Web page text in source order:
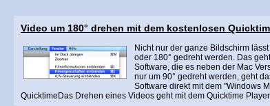
Video um 180° drehen mit dem kostenlosen
Nicht nur der ganze Bildschirm
oder 180° gedreht werden. Das
Software, die es neben der Mac
nur um 90° gedreht werden, geht
Software direkt mit dem "Windows
QuicktimeDas Drehen eines Videos geht mit dem Quicktime